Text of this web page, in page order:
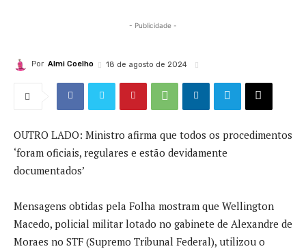
- Publicidade -
Por Almi Coelho 18 de agosto de 2024
OUTRO LADO: Ministro afirma que todos os procedimentos
‘foram oficiais, regulares e estão devidamente
documentados’
Mensagens obtidas pela Folha mostram que Wellington
Macedo, policial militar lotado no gabinete de Alexandre de
Moraes no STF (Supremo Tribunal Federal), utilizou o